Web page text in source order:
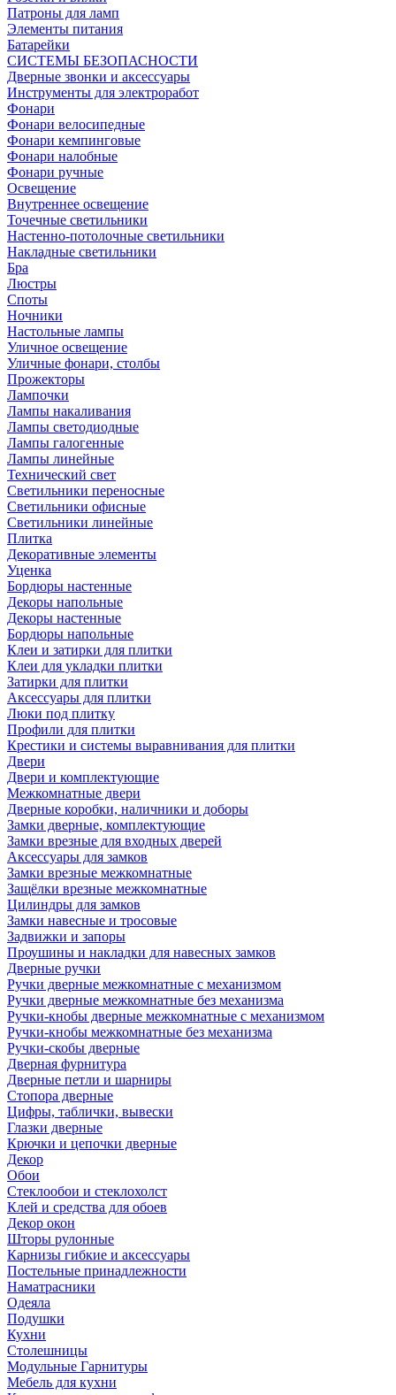
Патроны для ламп
Элементы питания
Батарейки
СИСТЕМЫ БЕЗОПАСНОСТИ
Дверные звонки и аксессуары
Инструменты для электроработ
Фонари
Фонари велосипедные
Фонари кемпинговые
Фонари налобные
Фонари ручные
Освещение
Внутреннее освещение
Точечные светильники
Настенно-потолочные светильники
Накладные светильники
Бра
Люстры
Споты
Ночники
Настольные лампы
Уличное освещение
Уличные фонари, столбы
Прожекторы
Лампочки
Лампы накаливания
Лампы светодиодные
Лампы галогенные
Лампы линейные
Технический свет
Светильники переносные
Светильники офисные
Светильники линейные
Плитка
Декоративные элементы
Уценка
Бордюры настенные
Декоры напольные
Декоры настенные
Бордюры напольные
Клеи и затирки для плитки
Клеи для укладки плитки
Затирки для плитки
Аксессуары для плитки
Люки под плитку
Профили для плитки
Крестики и системы выравнивания для плитки
Двери
Двери и комплектующие
Межкомнатные двери
Дверные коробки, наличники и доборы
Замки дверные, комплектующие
Замки врезные для входных дверей
Аксессуары для замков
Замки врезные межкомнатные
Защёлки врезные межкомнатные
Цилиндры для замков
Замки навесные и тросовые
Задвижки и запоры
Проушины и накладки для навесных замков
Дверные ручки
Ручки дверные межкомнатные с механизмом
Ручки дверные межкомнатные без механизма
Ручки-кнобы дверные межкомнатные с механизмом
Ручки-кнобы межкомнатные без механизма
Ручки-скобы дверные
Дверная фурнитура
Дверные петли и шарниры
Стопора дверные
Цифры, таблички, вывески
Глазки дверные
Крючки и цепочки дверные
Декор
Обои
Стеклообои и стеклохолст
Клей и средства для обоев
Декор окон
Шторы рулонные
Карнизы гибкие и аксессуары
Постельные принадлежности
Наматрасники
Одеяла
Подушки
Кухни
Столешницы
Модульные Гарнитуры
Мебель для кухни